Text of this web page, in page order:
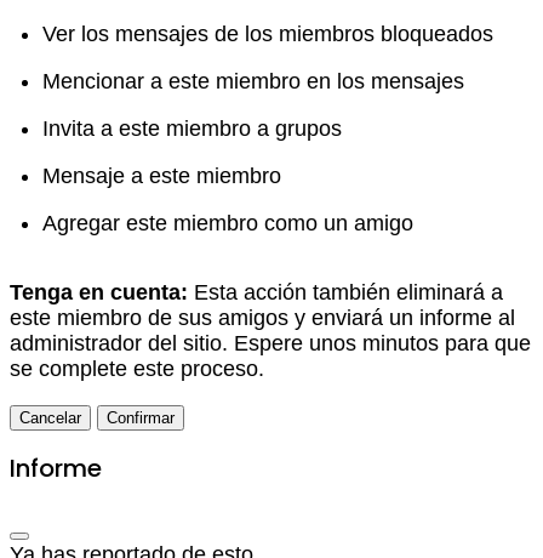
Ver los mensajes de los miembros bloqueados
Mencionar a este miembro en los mensajes
Invita a este miembro a grupos
Mensaje a este miembro
Agregar este miembro como un amigo
Tenga en cuenta: Esta acción también eliminará a
este miembro de sus amigos y enviará un informe al
administrador del sitio. Espere unos minutos para que
se complete este proceso.
Confirmar
Informe